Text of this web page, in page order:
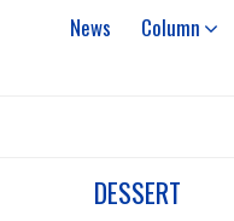
News Column
DESSERT